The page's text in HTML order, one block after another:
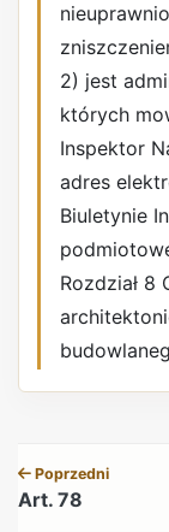
2) jest
których
Inspektor
adres
Biuletynie
Rozdział 8
Poprzedni
Art. 78